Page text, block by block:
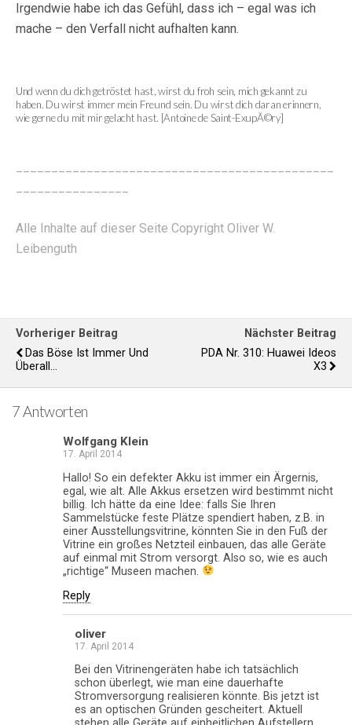
Irgendwie habe ich das Gefühl, dass ich – egal was ich
mache – den Verfall nicht aufhalten kann.
Und wenn du dich getröstet hast, wirst du froh sein, mich gekannt zu
haben. Du wirst immer mein Freund sein. Du wirst dich daran erinnern,
wie gerne du mit mir gelacht hast. [Antoine de Saint-ExupÃ©ry]
Alle Inhalte auf dieser Seite Copyright Oliver W.
Leibenguth
Vorheriger Beitrag
Das Böse Ist Immer Und
Überall...
Nächster Beitrag
PDA Nr. 310: Huawei Ideos
X3
7 Antworten
Wolfgang Klein
17. April 2014
Hallo! So ein defekter Akku ist immer ein Ärgernis,
egal, wie alt. Alle Akkus ersetzen wird bestimmt nicht
billig. Ich hätte da eine Idee: falls Sie Ihren
Sammelstücke feste Plätze spendiert haben, z.B. in
einer Ausstellungsvitrine, könnten Sie in den Fuß der
Vitrine ein großes Netzteil einbauen, das alle Geräte
auf einmal mit Strom versorgt. Also so, wie es auch
„richtige“ Museen machen.
Reply
oliver
17. April 2014
Bei den Vitrinengeräten habe ich tatsächlich
schon überlegt, wie man eine dauerhafte
Stromversorgung realisieren könnte. Bis jetzt ist
es an optischen Gründen gescheitert. Aktuell